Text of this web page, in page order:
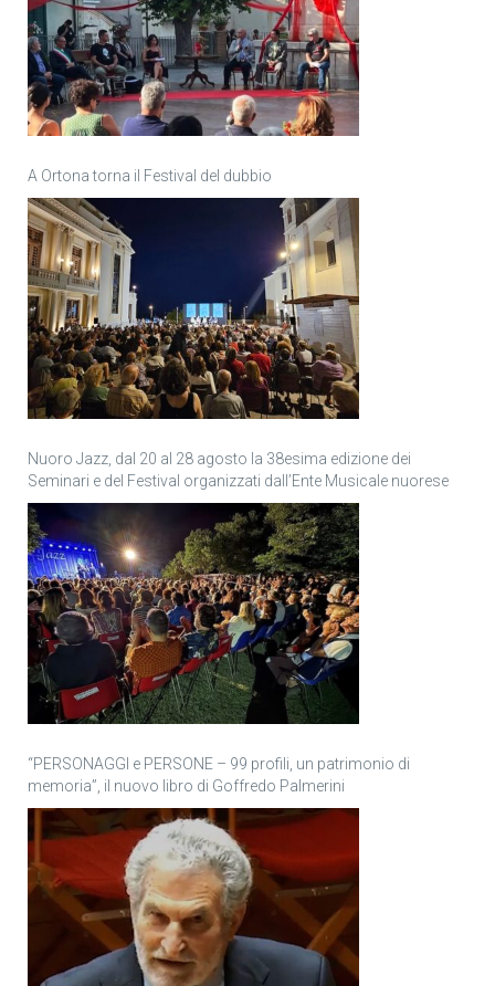
A Ortona torna il Festival del dubbio
Nuoro Jazz, dal 20 al 28 agosto la 38esima edizione dei
Seminari e del Festival organizzati dall’Ente Musicale nuorese
“PERSONAGGI e PERSONE – 99 profili, un patrimonio di
memoria”, il nuovo libro di Goffredo Palmerini